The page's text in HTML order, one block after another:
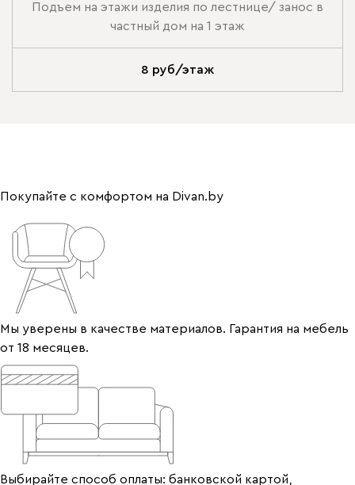
Подъем на этажи изделия по лестнице/ занос в
частный дом на 1 этаж
8 руб/этаж
Покупайте с комфортом на Divan.by
Мы уверены в качестве материалов. Гарантия на мебель
от 18 месяцев.
Выбирайте способ оплаты: банковской картой,